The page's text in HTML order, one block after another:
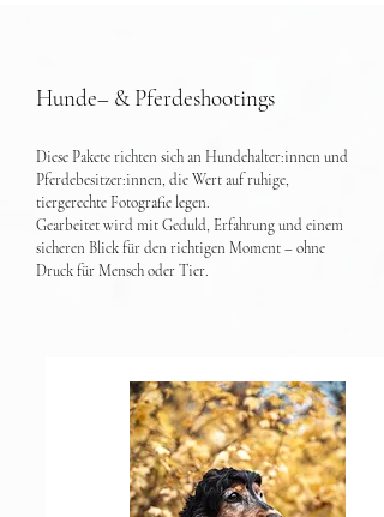
Hunde– & Pferdeshootings
Diese Pakete richten sich an Hundehalter:innen und
Pferdebesitzer:innen, die Wert auf ruhige,
tiergerechte Fotografie legen.
Gearbeitet wird mit Geduld, Erfahrung und einem
sicheren Blick für den richtigen Moment – ohne
Druck für Mensch oder Tier.